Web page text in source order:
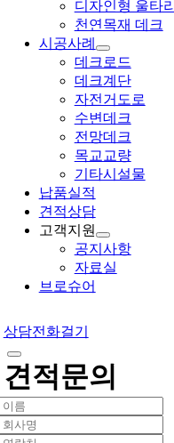
디자인형 울타리
천연목재 데크
시공사례
데크로드
데크계단
자전거도로
수변데크
전망데크
목교교량
기타시설물
납품실적
견적상담
고객지원
공지사항
자료실
브로슈어
상담전화걸기
견적문의